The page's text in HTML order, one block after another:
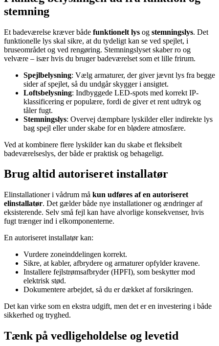
stemning
Et badeværelse kræver både funktionelt lys og stemningslys. Det
funktionelle lys skal sikre, at du tydeligt kan se ved spejlet, i
bruseområdet og ved rengøring. Stemningslyset skaber ro og
velvære – især hvis du bruger badeværelset som et lille frirum.
Spejlbelysning: Vælg armaturer, der giver jævnt lys fra begge
sider af spejlet, så du undgår skygger i ansigtet.
Loftsbelysning: Indbyggede LED-spots med korrekt IP-
klassificering er populære, fordi de giver et rent udtryk og
tåler fugt.
Stemningslys: Overvej dæmpbare lyskilder eller indirekte lys
bag spejl eller under skabe for en blødere atmosfære.
Ved at kombinere flere lyskilder kan du skabe et fleksibelt
badeværelseslys, der både er praktisk og behageligt.
Brug altid autoriseret installatør
Elinstallationer i vådrum må kun udføres af en autoriseret
elinstallatør. Det gælder både nye installationer og ændringer af
eksisterende. Selv små fejl kan have alvorlige konsekvenser, hvis
fugt trænger ind i elkomponenterne.
En autoriseret installatør kan:
Vurdere zoneinddelingen korrekt.
Sikre, at kabler, afbrydere og armaturer opfylder kravene.
Installere fejlstrømsafbryder (HPFI), som beskytter mod
elektrisk stød.
Dokumentere arbejdet, så du er dækket af forsikringen.
Det kan virke som en ekstra udgift, men det er en investering i både
sikkerhed og tryghed.
Tænk på vedligeholdelse og levetid